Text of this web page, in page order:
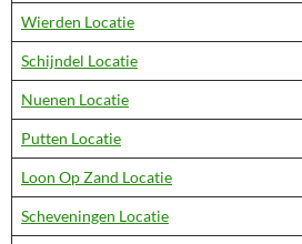
Wierden Locatie
Schijndel Locatie
Nuenen Locatie
Putten Locatie
Loon Op Zand Locatie
Scheveningen Locatie